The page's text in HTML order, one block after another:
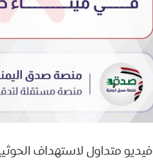
فيديو متداول لاستهداف